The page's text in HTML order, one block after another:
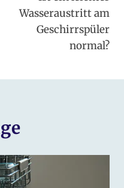
Wasseraustritt am
Geschirrspüler
normal?